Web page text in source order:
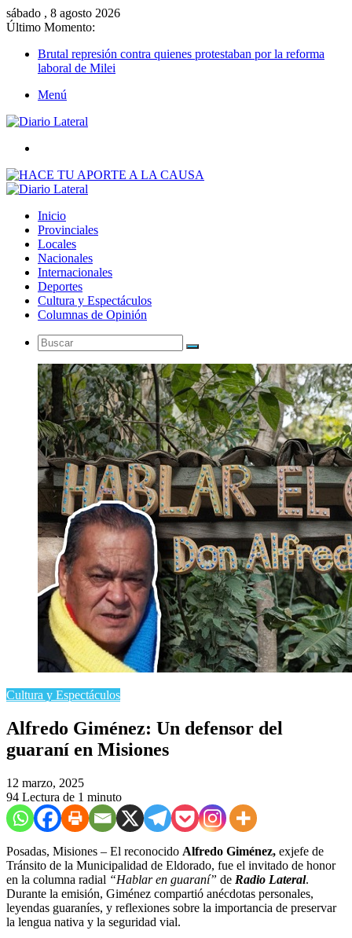
sábado , 8 agosto 2026
Último Momento:
Brutal represión contra quienes protestaban por la reforma
laboral de Milei
Menú
Inicio
Provinciales
Locales
Nacionales
Internacionales
Deportes
Cultura y Espectáculos
Columnas de Opinión
Buscar
Cultura y Espectáculos
Alfredo Giménez: Un defensor del
guaraní en Misiones
12 marzo, 2025
94 Lectura de 1 minuto
Posadas, Misiones – El reconocido Alfredo Giménez, exjefe de
Tránsito de la Municipalidad de Eldorado, fue el invitado de honor
en la columna radial “Hablar en guaraní” de Radio Lateral.
Durante la emisión, Giménez compartió anécdotas personales,
leyendas guaraníes, y reflexiones sobre la importancia de preservar
la lengua nativa y la seguridad vial.